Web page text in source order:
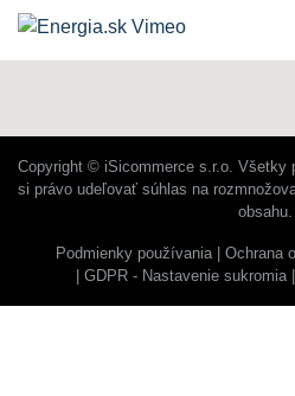
Copyright © iSicommerce s.r.o. Všetky
si právo udeľovať súhlas na
obsahu.
Podmienky používania
Ochrana
GDPR - Nastavenie sukromia